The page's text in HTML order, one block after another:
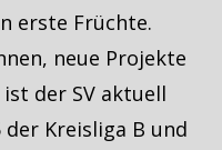
erste Früchte.
neue Projekte
der SV aktuell
Kreisliga B und